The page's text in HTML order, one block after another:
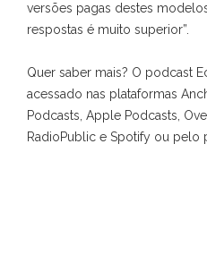
versões pagas destes
respostas é muito superior”.
Quer saber mais? O podcast
acessado nas plataformas
Podcasts, Apple Podcasts,
RadioPublic e Spotify ou pelo